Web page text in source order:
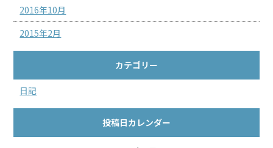
2016年10月
2015年2月
カテゴリー
日記
投稿日カレンダー